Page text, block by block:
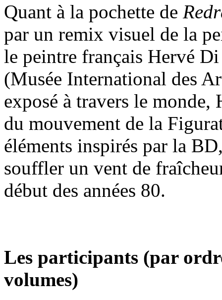
Quant à la pochette de
par un remix visuel de la
le peintre français Hervé
(Musée International des
exposé à travers le
du mouvement de la
éléments inspirés par la
souffler un vent de
début des années 80.
Les participants (par
volumes)